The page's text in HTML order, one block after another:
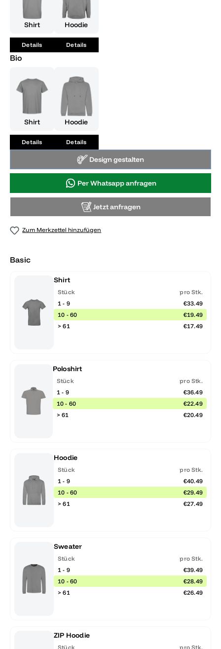
Shirt
Details
Hoodie
Details
Bio
Shirt
Details
Hoodie
Details
Design gestalten
Per Whatsapp anfragen
Jetzt anfragen
Zum Merkzettel hinzufügen
Basic
Shirt
Stück
pro Stk.
1 - 9
€33.49
10 - 60
€19.49
> 61
€17.49
Poloshirt
Stück
pro Stk.
1 - 9
€36.49
10 - 60
€22.49
> 61
€20.49
Hoodie
Stück
pro Stk.
1 - 9
€40.49
10 - 60
€29.49
> 61
€27.49
Sweater
Stück
pro Stk.
1 - 9
€39.49
10 - 60
€28.49
> 61
€26.49
ZIP Hoodie
Stück pro Stk.